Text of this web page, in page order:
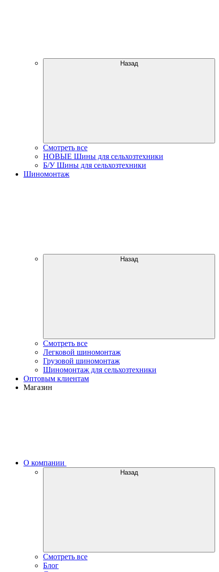
Назад
Смотреть все
НОВЫЕ Шины для сельхозтехники
Б/У Шины для сельхозтехники
Шиномонтаж
Назад
Смотреть все
Легковой шиномонтаж
Грузовой шиномонтаж
Шиномонтаж для сельхозтехники
Оптовым клиентам
Магазин
О компании
Назад
Смотреть все
Блог